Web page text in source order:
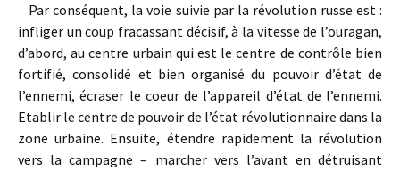
Par conséquent, la voie suivie par la révolution russe est :
infliger un coup fracassant décisif, à la vitesse de l’ouragan,
d’abord, au centre urbain qui est le centre de contrôle bien
fortifié, consolidé et bien organisé du pouvoir d’état de
l’ennemi, écraser le coeur de l’appareil d’état de l’ennemi.
Etablir le centre de pouvoir de l’état révolutionnaire dans la
zone urbaine. Ensuite, étendre rapidement la révolution
vers la campagne – marcher vers l’avant en détruisant